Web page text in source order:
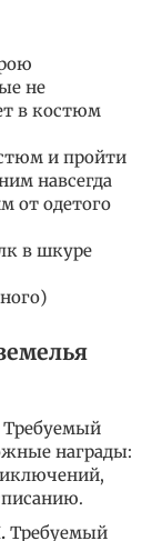
не
в костюм
и пройти
навсегда
от одетого
в шкуре
Требуемый
награды:
Требуемый